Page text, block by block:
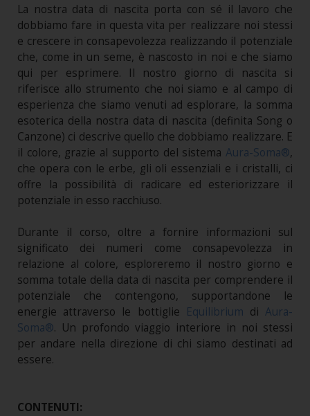
La nostra data di nascita porta con sé il lavoro che
dobbiamo fare in questa vita per realizzare noi stessi
e crescere in consapevolezza realizzando il potenziale
che, come in un seme, è nascosto in noi e che siamo
qui per esprimere. Il nostro giorno di nascita si
riferisce allo strumento che noi siamo e al campo di
esperienza che siamo venuti ad esplorare, la somma
esoterica della nostra data di nascita (definita Song o
Canzone) ci descrive quello che dobbiamo realizzare. E
il colore, grazie al supporto del sistema Aura-Soma®,
che opera con le erbe, gli oli essenziali e i cristalli, ci
offre la possibilità di radicare ed esteriorizzare il
potenziale in esso racchiuso.
Durante il corso, oltre a fornire informazioni sul
significato dei numeri come consapevolezza in
relazione al colore, esploreremo il nostro giorno e
somma totale della data di nascita per comprendere il
potenziale che contengono, supportandone le
energie attraverso le bottiglie Equilibrium diAura-
Soma®. Un profondo viaggio interiore in noi stessi
per andare nella direzione di chi siamo destinati ad
essere.
CONTENUTI: